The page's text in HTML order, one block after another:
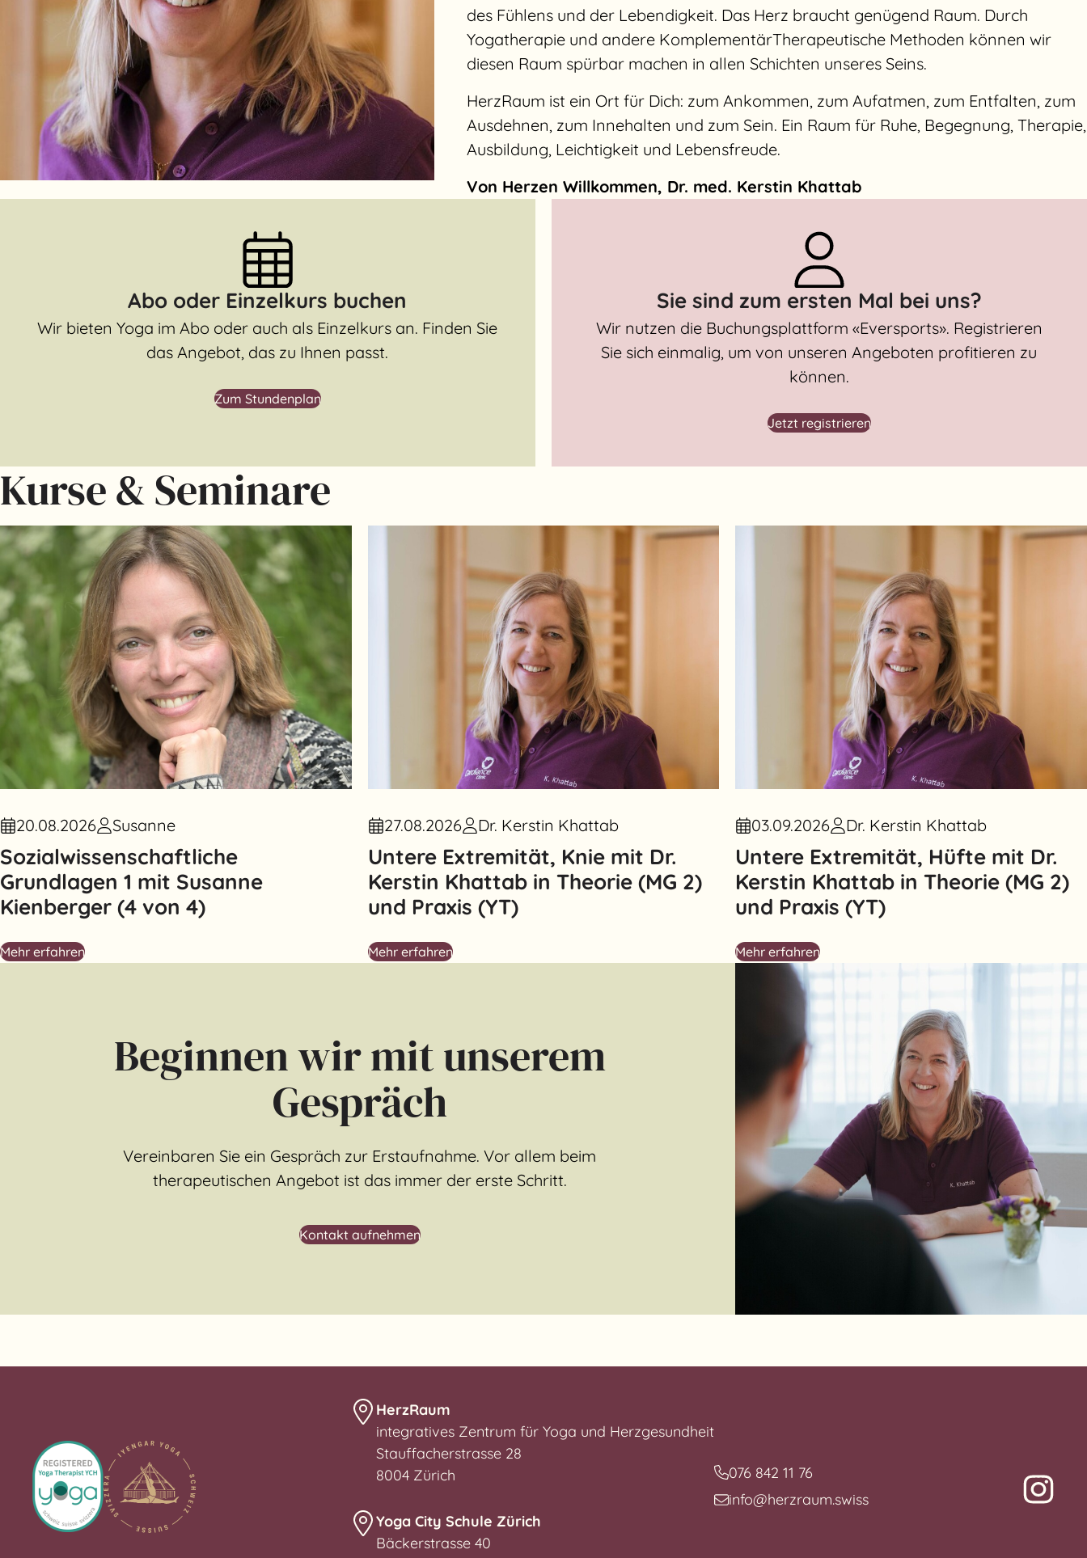
des Fühlens und der Lebendigkeit. Das Herz braucht genügend Raum. Durch
Yogatherapie und andere KomplementärTherapeutische Methoden können wir
diesen Raum spürbar machen in allen Schichten unseres Seins.
HerzRaum ist ein Ort für Dich: zum Ankommen, zum Aufatmen, zum Entfalten, zum
Ausdehnen, zum Innehalten und zum Sein. Ein Raum für Ruhe, Begegnung, Therapie,
Ausbildung, Leichtigkeit und Lebensfreude.
Von Herzen Willkommen, Dr. med. Kerstin Khattab
Abo oder Einzelkurs buchen
Wir bieten Yoga im Abo oder auch als Einzelkurs an. Finden Sie
das Angebot, das zu Ihnen passt.
Zum Stundenplan
Sie sind zum ersten Mal bei uns?
Wir nutzen die Buchungsplattform «Eversports». Registrieren
Sie sich einmalig, um von unseren Angeboten profitieren zu
können.
Jetzt registrieren
Kurse & Seminare
20.08.2026 Susanne
Sozialwissenschaftliche
Grundlagen 1 mit Susanne
Kienberger (4 von 4)
Mehr erfahren
27.08.2026 Dr. Kerstin Khattab
Untere Extremität, Knie mit Dr.
Kerstin Khattab in Theorie (MG 2)
und Praxis (YT)
Mehr erfahren
03.09.2026 Dr. Kerstin Khattab
Untere Extremität, Hüfte mit Dr.
Kerstin Khattab in Theorie (MG 2)
und Praxis (YT)
Mehr erfahren
Beginnen wir mit unserem
Gespräch
Vereinbaren Sie ein Gespräch zur Erstaufnahme. Vor allem beim
therapeutischen Angebot ist das immer der erste Schritt.
Kontakt aufnehmen
HerzRaum
integratives Zentrum für Yoga und Herzgesundheit
Stauffacherstrasse 28
8004 Zürich
Yoga City Schule Zürich
Bäckerstrasse 40
076 842 11 76
info@herzraum.swiss